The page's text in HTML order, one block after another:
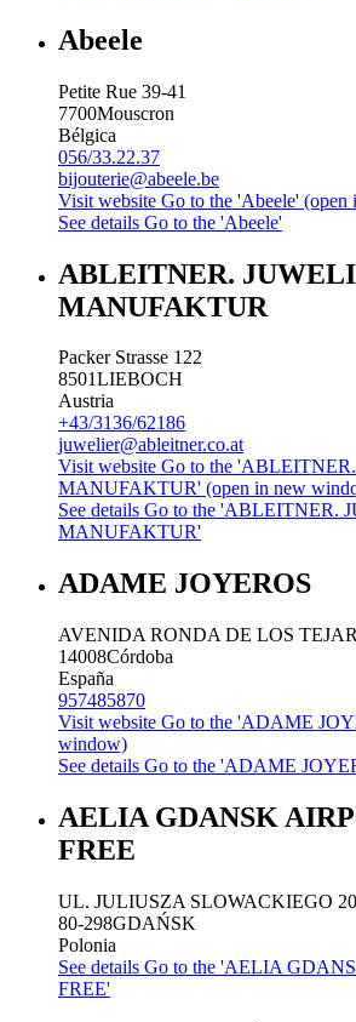
Abeele
Petite Rue 39-41
7700Mouscron
Bélgica
056/33.22.37
bijouterie@abeele.be
Visit website Go to the 'Abeele'
See details Go to the 'Abeele'
ABLEITNER.
MANUFAKTUR
Packer Strasse 122
8501LIEBOCH
Austria
+43/3136/62186
juwelier@ableitner.co.at
Visit website Go to the
MANUFAKTUR' (open in new
See details Go to the 'ABLEITNER.
MANUFAKTUR'
ADAME JOYEROS
AVENIDA RONDA DE LOS
14008Córdoba
España
957485870
Visit website Go to the 'ADAME
window)
See details Go to the 'ADAME
AELIA GDANSK
FREE
UL. JULIUSZA SLOWACKIEGO
80-298GDAŃSK
Polonia
See details Go to the 'AELIA
FREE'